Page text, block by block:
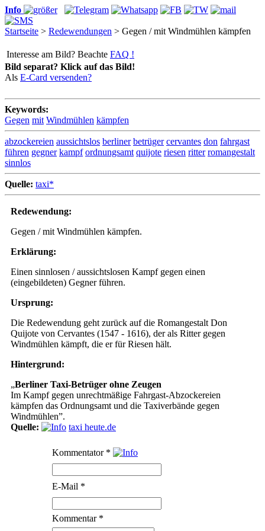
Info
Startseite > Redewendungen > Gegen / mit Windmühlen kämpfen
Interesse am Bild? Beachte FAQ !
Bild separat? Klick auf das Bild!
Als E-Card versenden?
Keywords:
Gegen mit Windmühlen kämpfen
abzockereien aussichtslos berliner betrüger cervantes don fahrgast
führen gegner kampf ordnungsamt quijote riesen ritter romangestalt
sinnlos
Quelle: taxi*
Redewendung:
Gegen / mit Windmühlen kämpfen.
Erklärung:
Einen sinnlosen / aussichtslosen Kampf gegen einen
(eingebildeten) Gegner führen.
Ursprung:
Die Redewendung geht zurück auf die Romangestalt Don
Quijote von Cervantes (1547 - 1616), der als Ritter gegen
Windmühlen kämpft, die er für Riesen hält.
Hintergrund:
„Berliner Taxi-Betrüger ohne Zeugen
Im Kampf gegen unrechtmäßige Fahrgast-Abzockereien
kämpfen das Ordnungsamt und die Taxiverbände gegen
Windmühlen”.
Quelle:
taxi heute.de
Kommentator *
E-Mail *
Kommentar *